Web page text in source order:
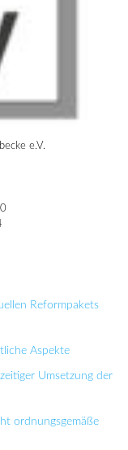
e.V.
Reformpakets
Aspekte
Umsetzung der
ordnungsgemäße